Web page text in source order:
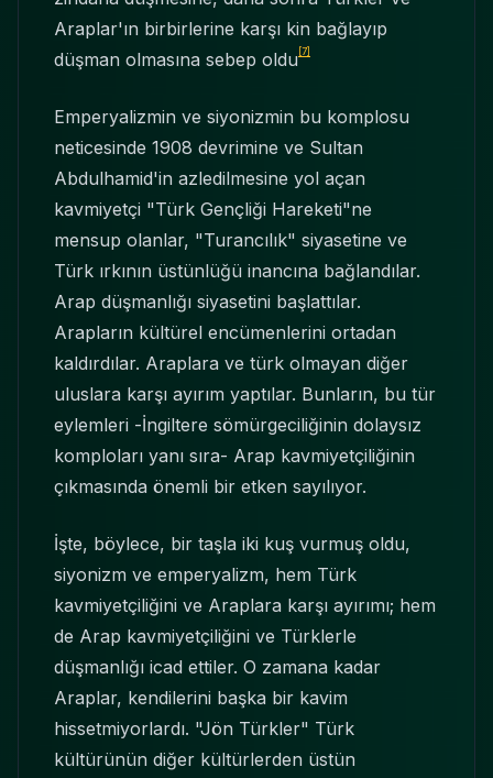
Araplar'ın birbirlerine karşı kin bağlayıp
düşman olmasına sebep oldu [7]
Emperyalizmin ve siyonizmin bu komplosu
neticesinde 1908 devrimine ve Sultan
Abdulhamid'in azledilmesine yol açan
kavmiyetçi "Türk Gençliği Hareketi"ne
mensup olanlar, "Turancılık" siyasetine ve
Türk ırkının üstünlüğü inancına bağlandılar.
Arap düşmanlığı siyasetini başlattılar.
Arapların kültürel encümenlerini ortadan
kaldırdılar. Araplara ve türk olmayan diğer
uluslara karşı ayırım yaptılar. Bunların, bu tür
eylemleri -İngiltere sömürgeciliğinin dolaysız
komploları yanı sıra- Arap kavmiyetçiliğinin
çıkmasında önemli bir etken sayılıyor.
İşte, böylece, bir taşla iki kuş vurmuş oldu,
siyonizm ve emperyalizm, hem Türk
kavmiyetçiliğini ve Araplara karşı ayırımı; hem
de Arap kavmiyetçiliğini ve Türklerle
düşmanlığı icad ettiler. O zamana kadar
Araplar, kendilerini başka bir kavim
hissetmiyorlardı. "Jön Türkler" Türk
kültürünün diğer kültürlerden üstün